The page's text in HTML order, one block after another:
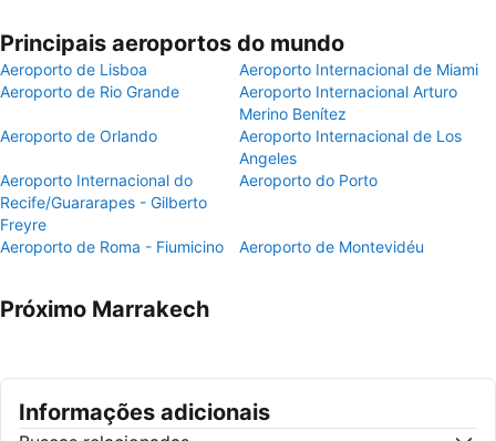
Principais aeroportos do mundo
Aeroporto de Lisboa
Aeroporto Internacional de Miami
Aeroporto de Rio Grande
Aeroporto Internacional Arturo
Merino Benítez
Aeroporto de Orlando
Aeroporto Internacional de Los
Angeles
Aeroporto Internacional do
Recife/Guararapes - Gilberto
Freyre
Aeroporto do Porto
Aeroporto de Roma - Fiumicino Aeroporto de Montevidéu
Próximo Marrakech
Informações adicionais